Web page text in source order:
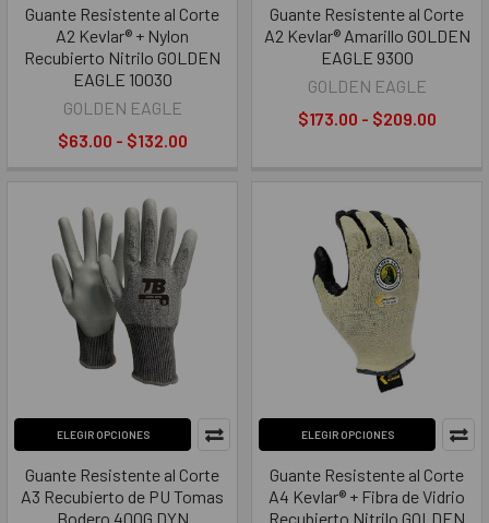
Guante Resistente al Corte
A2 Kevlar® + Nylon
Recubierto Nitrilo GOLDEN
EAGLE 10030
GOLDEN EAGLE
$63.00 - $132.00
Guante Resistente al Corte
A2 Kevlar® Amarillo GOLDEN
EAGLE 9300
GOLDEN EAGLE
$173.00 - $209.00
ELEGIR OPCIONES
Guante Resistente al Corte
A3 Recubierto de PU Tomas
Bodero 400G DYN
ELEGIR OPCIONES
Guante Resistente al Corte
A4 Kevlar® + Fibra de Vidrio
Recubierto Nitrilo GOLDEN